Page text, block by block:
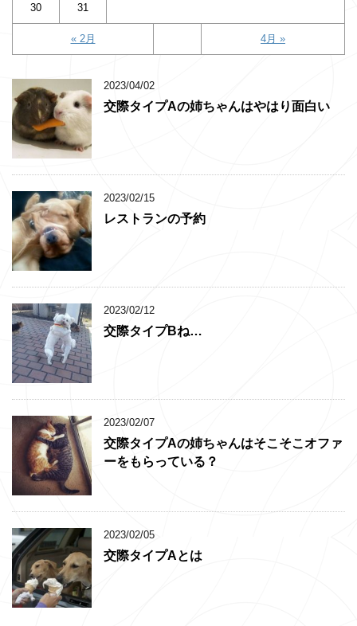
« 2月 4月 »
30 31
2023/04/02
交際タイプAの姉ちゃんはやはり面白い
2023/02/15
レストランの予約
2023/02/12
交際タイプBね…
2023/02/07
交際タイプAの姉ちゃんはそこそこオファ
ーをもらっている？
2023/02/05
交際タイプAとは